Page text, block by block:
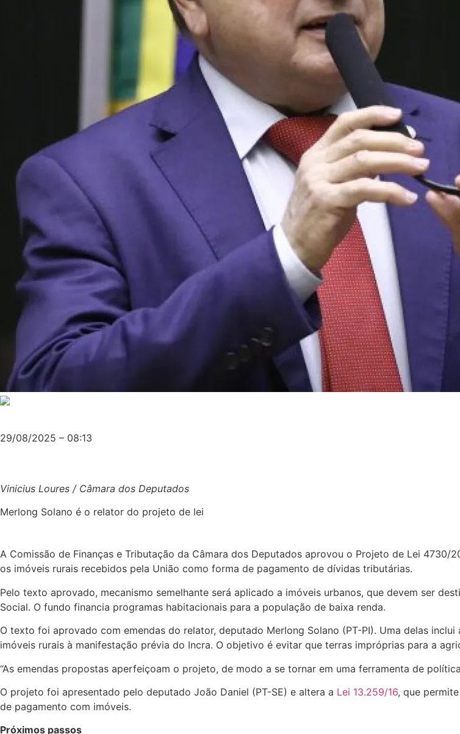
29/08/2025 – 08:13
Vinicius Loures / Câmara dos Deputados
Merlong Solano é o relator do projeto de lei
A Comissão de Finanças e Tributação da Câmara dos Deputados aprovou o Projeto de Lei
os imóveis rurais recebidos pela União como forma de pagamento de dívidas tributárias.
Pelo texto aprovado, mecanismo semelhante será aplicado a imóveis urbanos, que devem ser
Social. O fundo financia programas habitacionais para a população de baixa renda.
O texto foi aprovado com emendas do relator, deputado Merlong Solano (PT-PI). Uma delas
imóveis rurais à manifestação prévia do Incra. O objetivo é evitar que terras impróprias para a
“As emendas propostas aperfeiçoam o projeto, de modo a se tornar em uma ferramenta de
O projeto foi apresentado pelo deputado João Daniel (PT-SE) e altera a Lei 13.259/16, que
de pagamento com imóveis.
Próximos passos